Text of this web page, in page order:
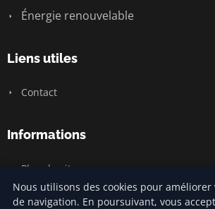
Énergie renouvelable
Liens utiles
Contact
Informations
Plan du site
Nous utilisons des cookies pour
de navigation. En poursuivant, vous